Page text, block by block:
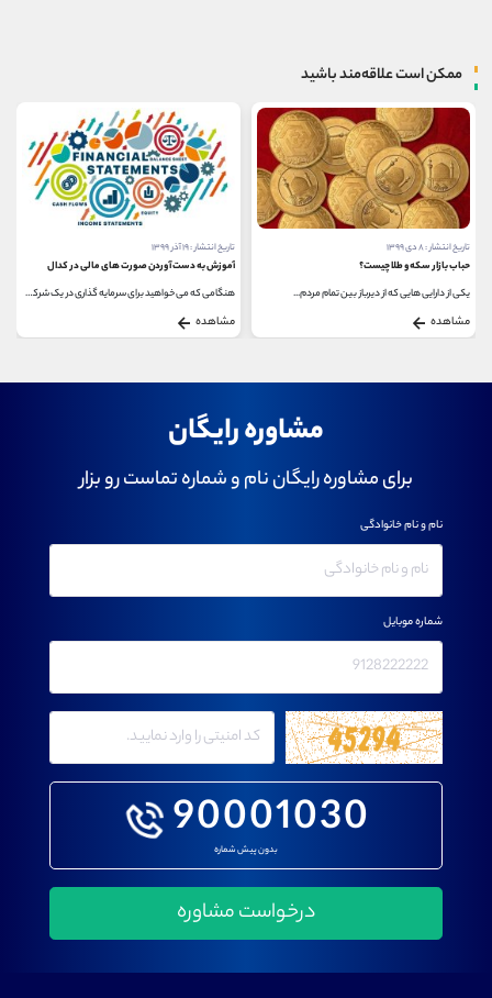
ممکن است علاقه‌مند باشید
تاریخ انتشار : ۸ دی ۱۳۹۹
حباب بازار سکه و طلا چیست؟
یکی از دارایی هایی که از دیرباز بین تمام مردم...
مشاهده
تاریخ انتشار : ۱۹ آذر ۱۳۹۹
آموزش به دست آوردن صورت های مالی در کدال
هنگامی که می خواهید برای سرمایه گذاری در یک شرکت...
مشاهده
مشاوره رایگان
برای مشاوره رایگان نام و شماره تماست رو بزار
90001030
بدون پیش شماره
نام و نام خانوادگی
شماره موبایل